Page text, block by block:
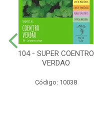
104 - SUPER COENTRO
VERDAO
Código: 10038